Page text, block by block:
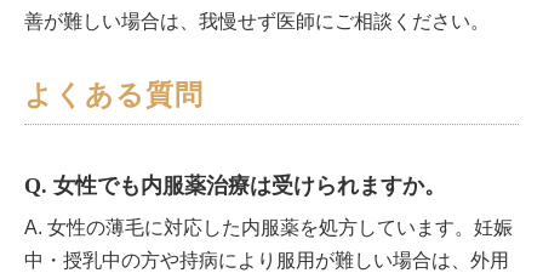
善が難しい場合は、我慢せず医師にご相談ください。
よくある質問
Q. 女性でも内服薬治療は受けられますか。
A. 女性の薄毛に対応した内服薬を処方しています。妊娠
中・授乳中の方や持病により服用が難しい場合は、外用